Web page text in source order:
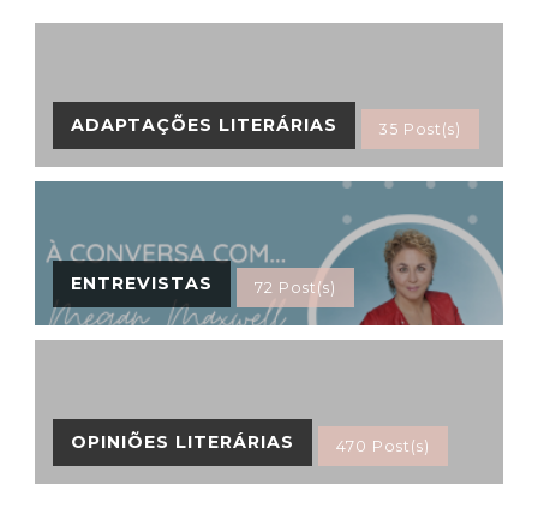
ADAPTAÇÕES LITERÁRIAS 35 Post(s)
ENTREVISTAS 72 Post(s)
OPINIÕES LITERÁRIAS 470 Post(s)